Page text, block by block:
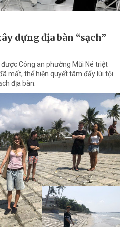
dựng địa bàn “sạch”
Công an phường Mũi Né triệt
mất, thể hiện quyết tâm đẩy lùi tội
địa bàn.